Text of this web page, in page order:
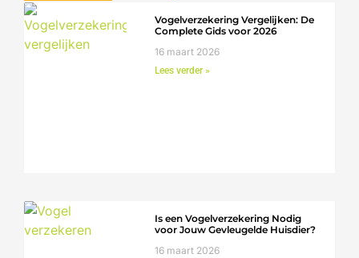
Vogelverzekering Vergelijken: De
Complete Gids voor 2026
16 maart 2026
Lees verder »
Is een Vogelverzekering Nodig
voor Jouw Gevleugelde Huisdier?
16 maart 2026